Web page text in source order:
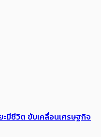
ะมีชีวิต ขับเคลื่อนเศรษฐกิจ